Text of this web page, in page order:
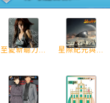
至愛新聽力... 星際紀元與...